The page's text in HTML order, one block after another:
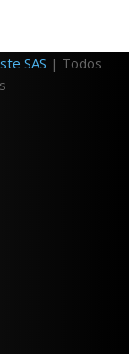
SAS | Todos